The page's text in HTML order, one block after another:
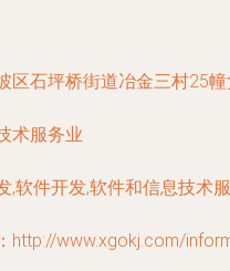
区石坪桥街道冶金三村25
术服务业
,软件开发,软件和信息技术
http://www.xgokj.com/